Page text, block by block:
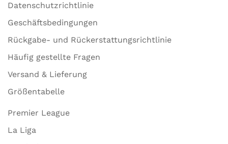
Datenschutzrichtlinie
Geschäftsbedingungen
Rückgabe- und Rückerstattungsrichtlinie
Häufig gestellte Fragen
Versand & Lieferung
Größentabelle
Premier League
La Liga